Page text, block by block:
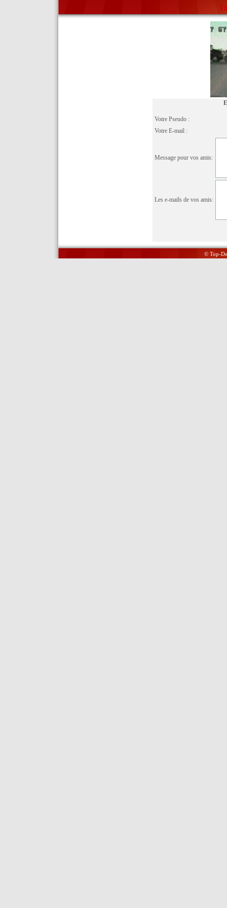
Votre Pseudo :
Votre E-mail :
Message pour vos amis:
Les e-mails de vos amis:
© Top-